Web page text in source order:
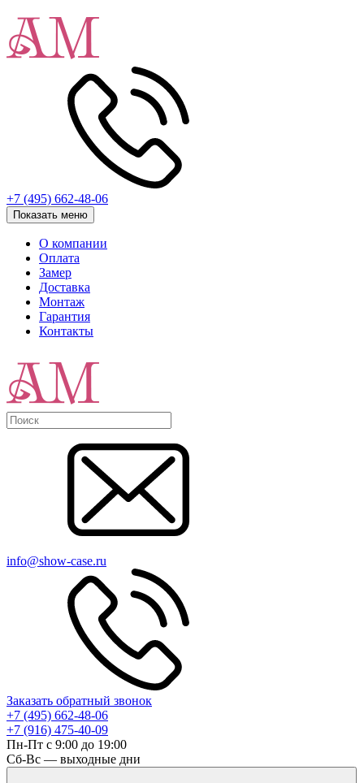
+7 (495) 662-48-06
Показать меню
О компании
Оплата
Замер
Доставка
Монтаж
Гарантия
Контакты
info@show-case.ru
Заказать обратный звонок
+7 (495) 662-48-06
+7 (916) 475-40-09
Пн-Пт с 9:00 до 19:00
Сб-Вс — выходные дни